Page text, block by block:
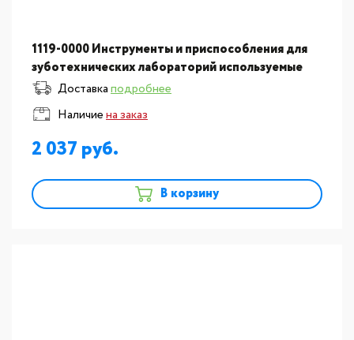
1119-0000 Инструменты и приспособления для
зуботехнических лабораторий используемые
для формовки: Кронциркуль - микрометр для
измерения мета?
Доставкаподробнее
Наличиена заказ
2 037
В корзину